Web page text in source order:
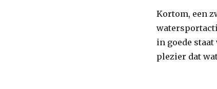
Kortom, een
in goede
plezier dat